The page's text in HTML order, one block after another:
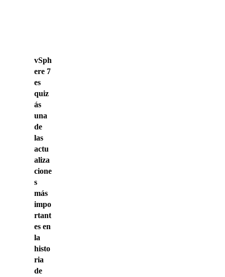
vSph
ere 7
es
quiz
ás
una
de
las
actu
aliza
cione
s
más
impo
rtant
es en
la
histo
ria
de